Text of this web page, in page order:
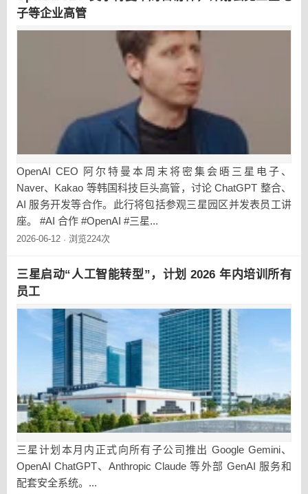
子等企业高管
OpenAI CEO 阿尔特曼本周末将密集会晤三星电子、
Naver、Kakao 等韩国科技巨头高管，讨论 ChatGPT 整合、
AI 服务开发等合作。此行将包括参观三星园区并发表员工讲
座。 #AI 合作 #OpenAI #三星...
2026-06-12 · 浏览224次
三星启动“人工智能转型”，计划 2026 年内培训所有
员工
三星计划本月内正式向所有子公司推出 Google Gemini、
OpenAI ChatGPT、Anthropic Claude 等外部 GenAI 服务和
配套安全系统。...